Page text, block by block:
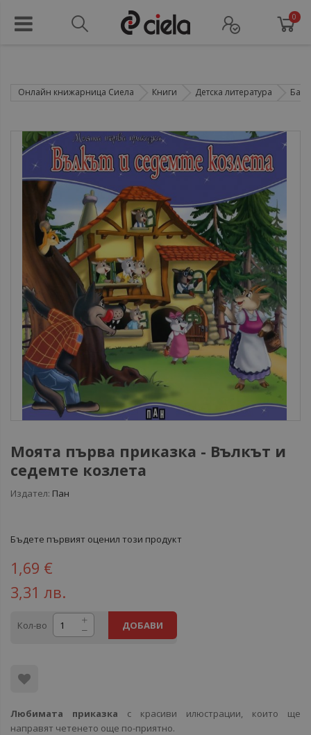
0
Онлайн книжарница Сиела Книги Детска литература
Моята първа приказка - Вълкът и
седемте козлета
Издател: Пан
Бъдете първият оценил този продукт
1,69 €
3,31 лв.
Кол-во ДОБАВИ
Любимата приказка с красиви илюстрации, които ще
направят четенето още по-приятно.